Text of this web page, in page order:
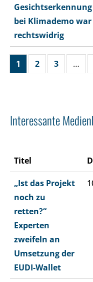
Gesichtserkennung
bei Klimademo war
rechtswidrig
1 2 3 …
Interessante
Titel
„Ist das Projekt
noch zu
retten?“
Experten
zweifeln an
Umsetzung der
EUDI-Wallet